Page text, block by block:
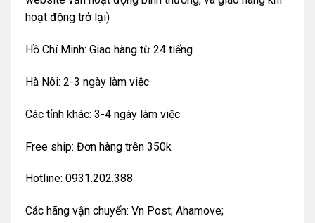
hoạt động trở lại)
Hồ Chí Minh: Giao hàng từ 24 tiếng
Hà Nôi: 2-3 ngày làm việc
Các tỉnh khác: 3-4 ngày làm việc
Free ship: Đơn hàng trên 350k
Hotline: 0931.202.388
Các hãng vận chuyển: Vn Post; Ahamove;